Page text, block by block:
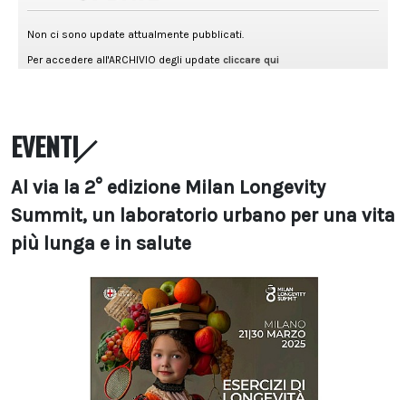
EVENTI
Al via la 2° edizione Milan Longevity
Summit, un laboratorio urbano per una vita
più lunga e in salute